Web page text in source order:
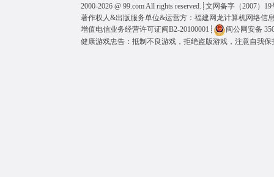
2000-2026 @ 99.comAll rights reserved.┊ 文网备字（2007）19
著作权人&出版服务单位&运营方：福建网龙计算机网络信
增值电信业务经营许可证闽B2-20100001 ┊
闽公网安备
健康游戏忠告：抵制不良游戏，拒绝盗版游戏，注意自我